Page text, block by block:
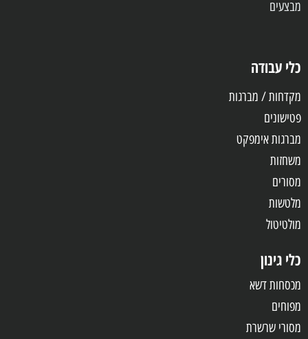
מבצעים
כלי עבודה
מקדחות / מברגות
פטישונים
מברגות אימפקט
משחזות
מסורים
מלטשות
מולטיטול
כלי גינון
מכסחות דשא
מפוחים
מסורי שרשרת